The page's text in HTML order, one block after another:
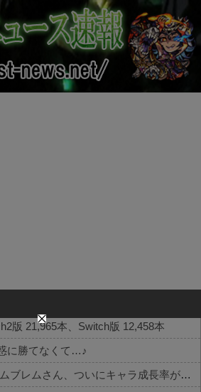
われたくないのに
版 21,965本、Switch版 12,458本
に勝てなくて…♪
【朗報】 ファイアーエムブレムさん、ついにキャラ成長率がゲーム内で見れるようになる